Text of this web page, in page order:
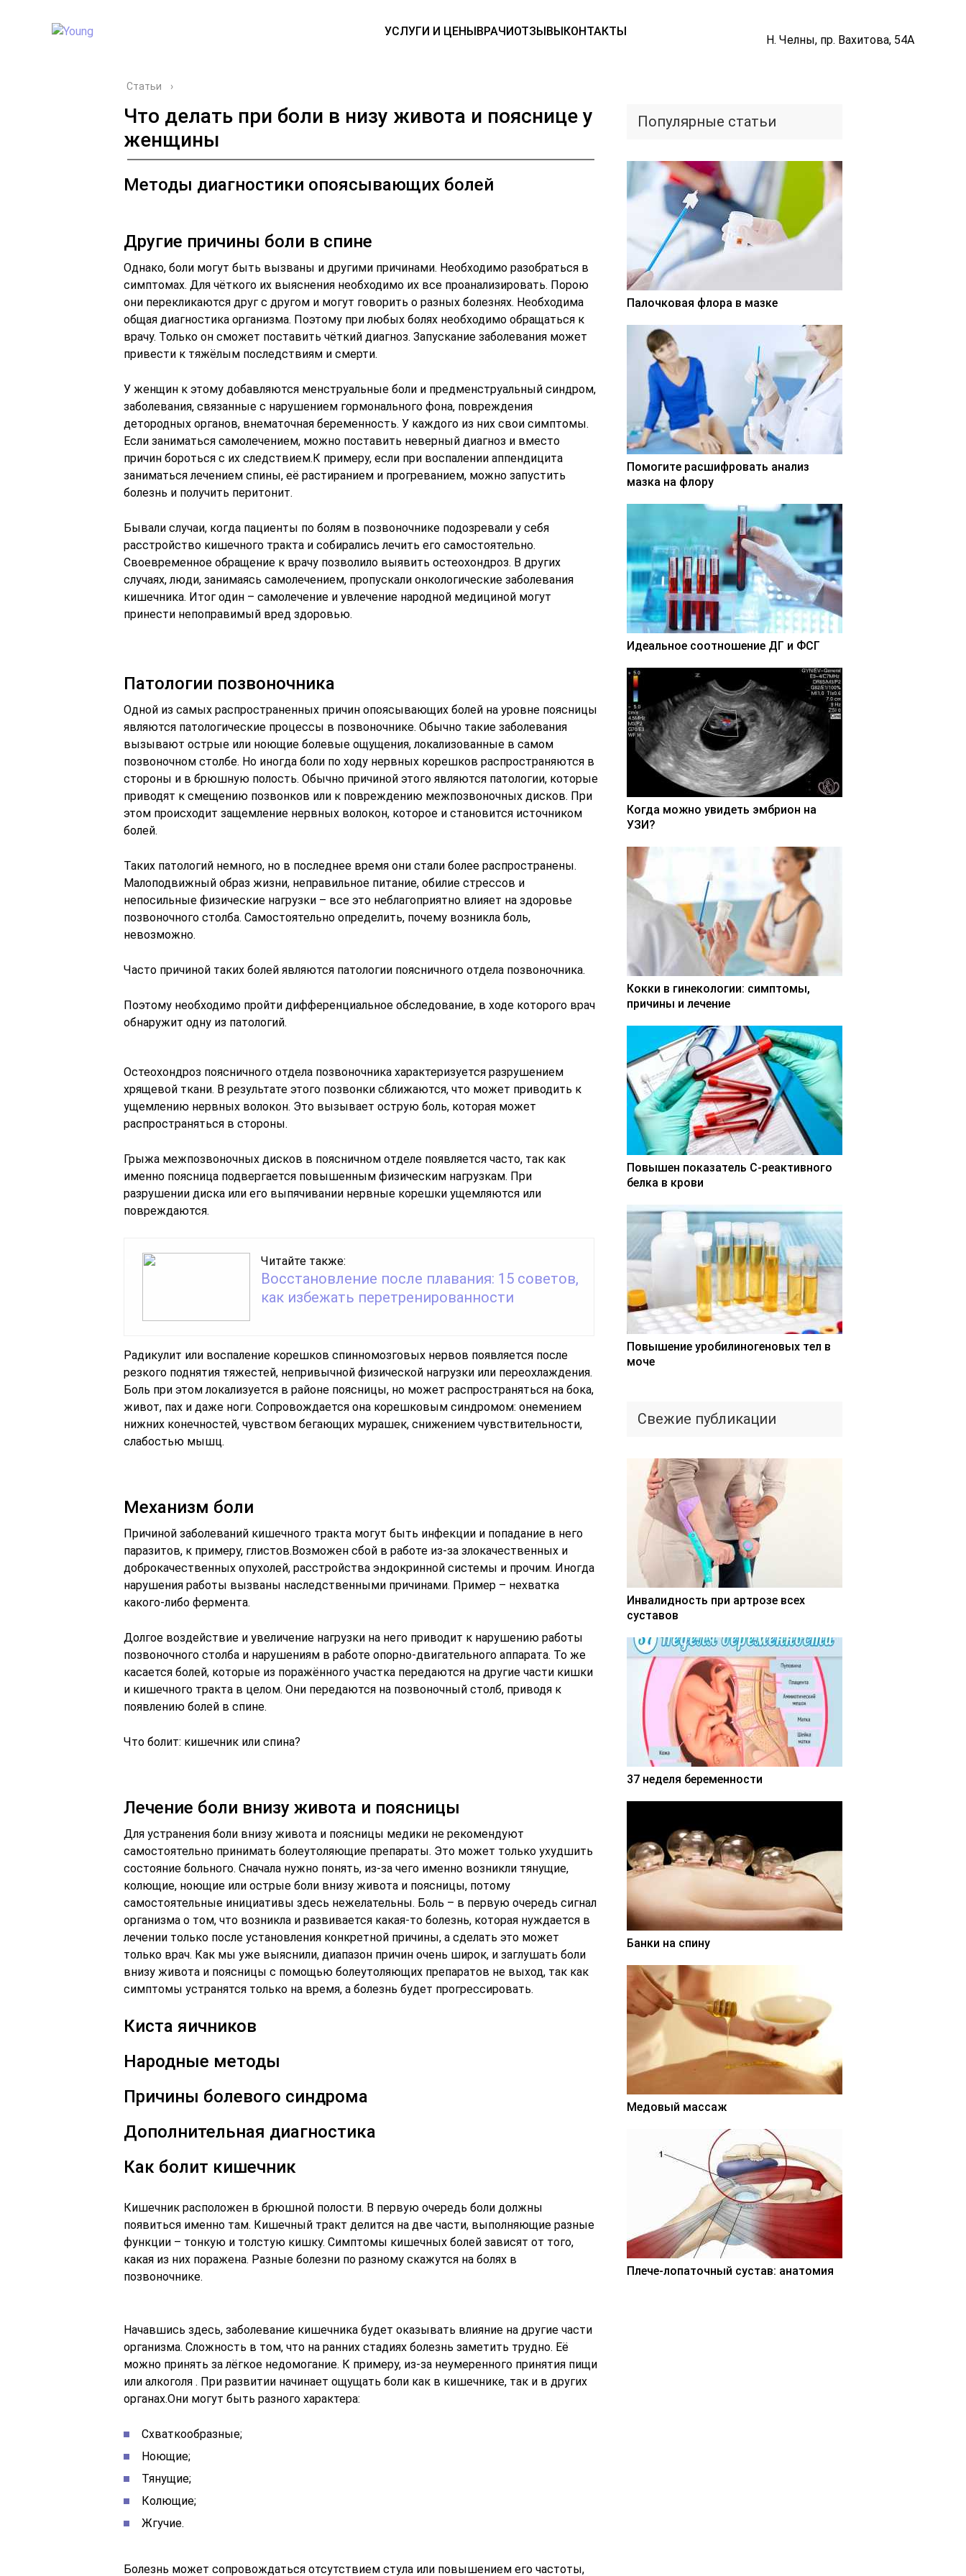
УСЛУГИ И ЦЕНЫВРАЧИОТЗЫВЫКОНТАКТЫ
Н. Челны, пр. Вахитова, 54А
Статьи ›
Что делать при боли в низу живота и пояснице у
женщины
Методы диагностики опоясывающих болей
Другие причины боли в спине
Однако, боли могут быть вызваны и другими причинами. Необходимо разобраться в
симптомах. Для чёткого их выяснения необходимо их все проанализировать. Порою
они перекликаются друг с другом и могут говорить о разных болезнях. Необходима
общая диагностика организма. Поэтому при любых болях необходимо обращаться к
врачу. Только он сможет поставить чёткий диагноз. Запускание заболевания может
привести к тяжёлым последствиям и смерти.
У женщин к этому добавляются менструальные боли и предменструальный синдром,
заболевания, связанные с нарушением гормонального фона, повреждения
детородных органов, внематочная беременность. У каждого из них свои симптомы.
Если заниматься самолечением, можно поставить неверный диагноз и вместо
причин бороться с их следствием.К примеру, если при воспалении аппендицита
заниматься лечением спины, её растиранием и прогреванием, можно запустить
болезнь и получить перитонит.
Бывали случаи, когда пациенты по болям в позвоночнике подозревали у себя
расстройство кишечного тракта и собирались лечить его самостоятельно.
Своевременное обращение к врачу позволило выявить остеохондроз. В других
случаях, люди, занимаясь самолечением, пропускали онкологические заболевания
кишечника. Итог один – самолечение и увлечение народной медициной могут
принести непоправимый вред здоровью.
Патологии позвоночника
Одной из самых распространенных причин опоясывающих болей на уровне поясницы
являются патологические процессы в позвоночнике. Обычно такие заболевания
вызывают острые или ноющие болевые ощущения, локализованные в самом
позвоночном столбе. Но иногда боли по ходу нервных корешков распространяются в
стороны и в брюшную полость. Обычно причиной этого являются патологии, которые
приводят к смещению позвонков или к повреждению межпозвоночных дисков. При
этом происходит защемление нервных волокон, которое и становится источником
болей.
Таких патологий немного, но в последнее время они стали более распространены.
Малоподвижный образ жизни, неправильное питание, обилие стрессов и
непосильные физические нагрузки – все это неблагоприятно влияет на здоровье
позвоночного столба. Самостоятельно определить, почему возникла боль,
невозможно.
Часто причиной таких болей являются патологии поясничного отдела позвоночника.
Поэтому необходимо пройти дифференциальное обследование, в ходе которого врач
обнаружит одну из патологий.
Остеохондроз поясничного отдела позвоночника характеризуется разрушением
хрящевой ткани. В результате этого позвонки сближаются, что может приводить к
ущемлению нервных волокон. Это вызывает острую боль, которая может
распространяться в стороны.
Грыжа межпозвоночных дисков в поясничном отделе появляется часто, так как
именно поясница подвергается повышенным физическим нагрузкам. При
разрушении диска или его выпячивании нервные корешки ущемляются или
повреждаются.
Читайте также:
Восстановление после плавания: 15 советов,
как избежать перетренированности
Радикулит или воспаление корешков спинномозговых нервов появляется после
резкого поднятия тяжестей, непривычной физической нагрузки или переохлаждения.
Боль при этом локализуется в районе поясницы, но может распространяться на бока,
живот, пах и даже ноги. Сопровождается она корешковым синдромом: онемением
нижних конечностей, чувством бегающих мурашек, снижением чувствительности,
слабостью мышц.
Механизм боли
Причиной заболеваний кишечного тракта могут быть инфекции и попадание в него
паразитов, к примеру, глистов.Возможен сбой в работе из-за злокачественных и
доброкачественных опухолей, расстройства эндокринной системы и прочим. Иногда
нарушения работы вызваны наследственными причинами. Пример – нехватка
какого-либо фермента.
Долгое воздействие и увеличение нагрузки на него приводит к нарушению работы
позвоночного столба и нарушениям в работе опорно-двигательного аппарата. То же
касается болей, которые из поражённого участка передаются на другие части кишки
и кишечного тракта в целом. Они передаются на позвоночный столб, приводя к
появлению болей в спине.
Что болит: кишечник или спина?
Лечение боли внизу живота и поясницы
Для устранения боли внизу живота и поясницы медики не рекомендуют
самостоятельно принимать болеутоляющие препараты. Это может только ухудшить
состояние больного. Сначала нужно понять, из-за чего именно возникли тянущие,
колющие, ноющие или острые боли внизу живота и поясницы, потому
самостоятельные инициативы здесь нежелательны. Боль – в первую очередь сигнал
организма о том, что возникла и развивается какая-то болезнь, которая нуждается в
лечении только после установления конкретной причины, а сделать это может
только врач. Как мы уже выяснили, диапазон причин очень широк, и заглушать боли
внизу живота и поясницы с помощью болеутоляющих препаратов не выход, так как
симптомы устранятся только на время, а болезнь будет прогрессировать.
Киста яичников
Народные методы
Причины болевого синдрома
Дополнительная диагностика
Как болит кишечник
Кишечник расположен в брюшной полости. В первую очередь боли должны
появиться именно там. Кишечный тракт делится на две части, выполняющие разные
функции – тонкую и толстую кишку. Симптомы кишечных болей зависят от того,
какая из них поражена. Разные болезни по разному скажутся на болях в
позвоночнике.
Начавшись здесь, заболевание кишечника будет оказывать влияние на другие части
организма. Сложность в том, что на ранних стадиях болезнь заметить трудно. Её
можно принять за лёгкое недомогание. К примеру, из-за неумеренного принятия пищи
или алкоголя . При развитии начинает ощущать боли как в кишечнике, так и в других
органах.Они могут быть разного характера:
Схваткообразные;
Ноющие;
Тянущие;
Колющие;
Жгучие.
Болезнь может сопровождаться отсутствием стула или повышением его частоты,
Популярные статьи
Палочковая флора в мазке
Помогите расшифровать анализ
мазка на флору
Идеальное соотношение ДГ и ФСГ
Когда можно увидеть эмбрион на
УЗИ?
Кокки в гинекологии: симптомы,
причины и лечение
Повышен показатель С-реактивного
белка в крови
Повышение уробилиногеновых тел в
моче
Свежие публикации
Инвалидность при артрозе всех
суставов
37 неделя беременности
Банки на спину
Медовый массаж
Плече-лопаточный сустав: анатомия